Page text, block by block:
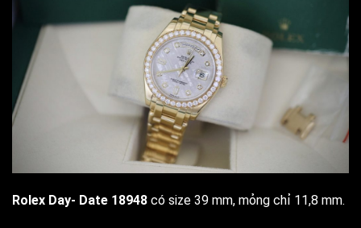
Rolex Day- Date 18948 có size 39 mm, mỏng chỉ 11,8 mm.